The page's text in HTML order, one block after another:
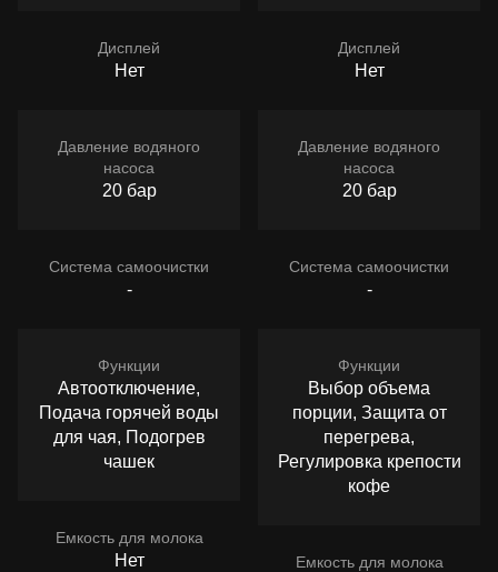
Дисплей
Нет
Давление водяного
насоса
20 бар
Система самоочистки
-
Функции
Автоотключение,
Подача горячей воды
для чая, Подогрев
чашек
Емкость для молока
Нет
Дисплей
Нет
Давление водяного
насоса
20 бар
Система самоочистки
-
Функции
Выбор объема
порции, Защита от
перегрева,
Регулировка крепости
кофе
Емкость для молока